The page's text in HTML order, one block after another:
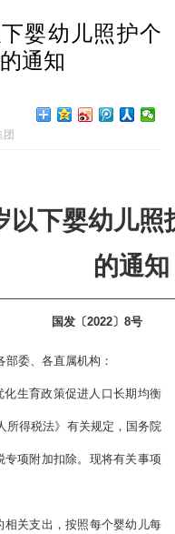
婴幼儿照护个
通知
团
以下婴幼儿
的通知
国发〔2022〕8号
委、各直属机构：
生育政策促进人口长期均衡
所得税法》有关规定，国务院
项附加扣除。现将有关事项
关支出，按照每个婴幼儿每